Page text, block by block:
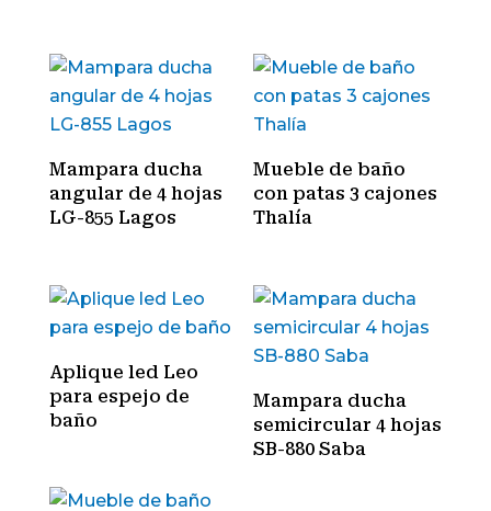
Mampara ducha
angular de 4 hojas
LG-855 Lagos
Mueble de baño
con patas 3 cajones
Thalía
Aplique led Leo
para espejo de
baño
Mampara ducha
semicircular 4 hojas
SB-880 Saba